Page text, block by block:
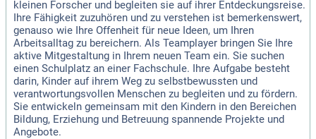
kleinen Forscher und begleiten sie auf ihrer Entdeckungsreise.
Ihre Fähigkeit zuzuhören und zu verstehen ist bemerkenswert,
genauso wie Ihre Offenheit für neue Ideen, um Ihren
Arbeitsalltag zu bereichern. Als Teamplayer bringen Sie Ihre
aktive Mitgestaltung in Ihrem neuen Team ein. Sie suchen
einen Schulplatz an einer Fachschule. Ihre Aufgabe besteht
darin, Kinder auf ihrem Weg zu selbstbewussten und
verantwortungsvollen Menschen zu begleiten und zu fördern.
Sie entwickeln gemeinsam mit den Kindern in den Bereichen
Bildung, Erziehung und Betreuung spannende Projekte und
Angebote.